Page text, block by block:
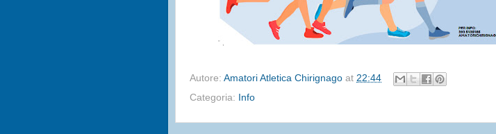
Autore: Amatori Atletica Chirignago at 22:44
Categoria:
Info